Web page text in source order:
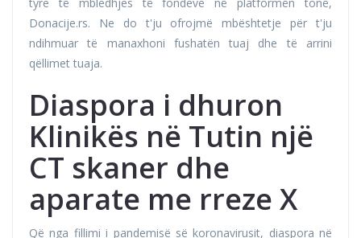
Donacije.rs. Ne do t'ju ofrojmë mbështetje për t'ju
ndihmuar të manaxhoni fushatën tuaj dhe të arrini
qëllimet tuaja.
Diaspora i dhuron
Klinikës në Tutin një
CT skaner dhe
aparate me rreze X
Që nga fillimi i pandemisë së koronavirusit, diaspora në